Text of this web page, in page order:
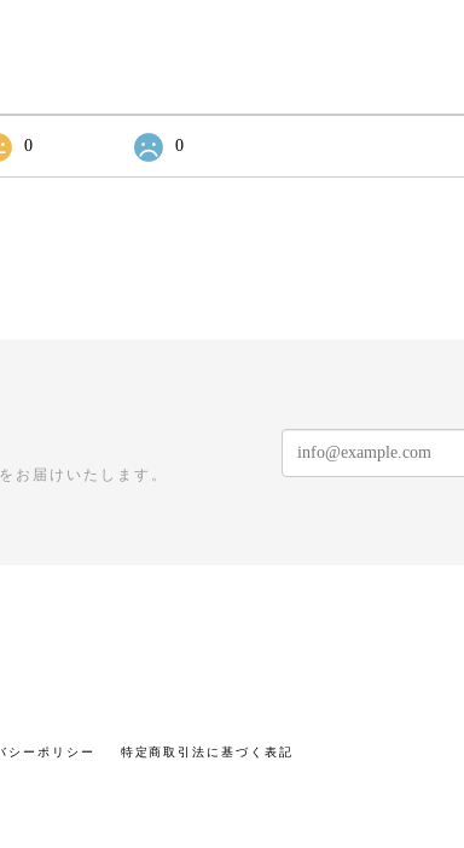
0 0
お届けいたします。
シーポリシー 特定商取引法に基づく表記